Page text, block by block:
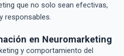
que no solo sean efectivas,
responsables.
en Neuromarketing
y comportamiento del